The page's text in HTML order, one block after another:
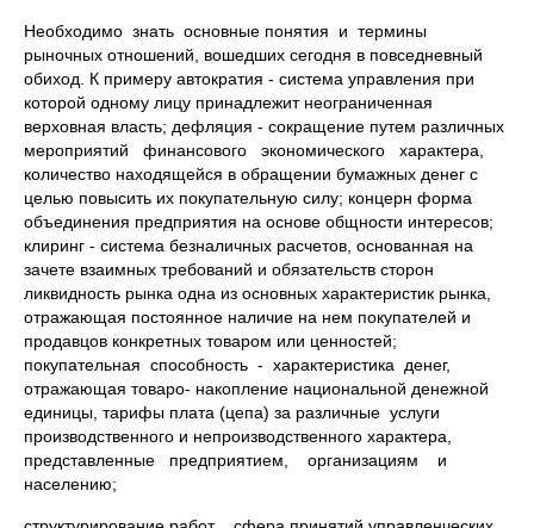
Необходимо знать основные понятия и термины
рыночных отношений, вошедших сегодня в повседневный
обиход. К примеру автократия - система управления при
которой одному лицу принадлежит неограниченная
верховная власть; дефляция - сокращение путем различных
мероприятий финансового экономического характера,
количество находящейся в обращении бумажных денег с
целью повысить их покупательную силу; концерн форма
объединения предприятия на основе общности интересов;
клиринг - система безналичных расчетов, основанная на
зачете взаимных требований и обязательств сторон
ликвидность рынка одна из основных характеристик рынка,
отражающая постоянное наличие на нем покупателей и
продавцов конкретных товаром или ценностей;
покупательная способность - характеристика денег,
отражающая товаро- накопление национальной денежной
единицы, тарифы плата (цепа) за различные услуги
производственного и непроизводственного характера,
представленные предприятием, организациям и
населению;